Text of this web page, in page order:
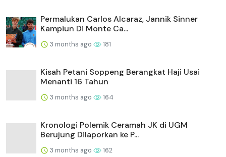
Permalukan Carlos Alcaraz, Jannik Sinner
Kampiun Di Monte Ca...
3 months ago 181
Kisah Petani Soppeng Berangkat Haji Usai
Menanti 16 Tahun
3 months ago 164
Kronologi Polemik Ceramah JK di UGM
Berujung Dilaporkan ke P...
3 months ago 162